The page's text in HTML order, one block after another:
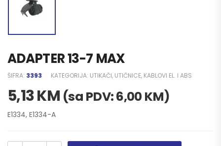
ADAPTER 13-7 MAX
ŠIFRA: 3393 KATEGORIJA: UTIKAČI, UTIČNICE, KABLOVI EL. I ABS
5,13KM (sa PDV:6,00 KM)
E1334, E1334-A